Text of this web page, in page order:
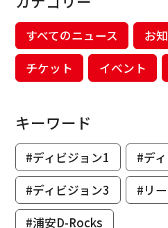
すべてのニュース お
チケット
イベント
キーワード
#ディビジョン1
#デ
#ディビジョン3
#リ
#浦安D-Rocks